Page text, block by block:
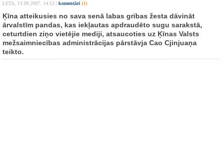
LETA, 13.09.2007. 14:13 komentāri (1)
Ķīna atteikusies no sava senā labas gribas žesta dāvināt
ārvalstīm pandas, kas iekļautas apdraudēto sugu sarakstā,
ceturtdien ziņo vietējie mediji, atsaucoties uz Ķīnas Valsts
mežsaimniecības administrācijas pārstāvja Cao Cjinjuaņa
teikto.